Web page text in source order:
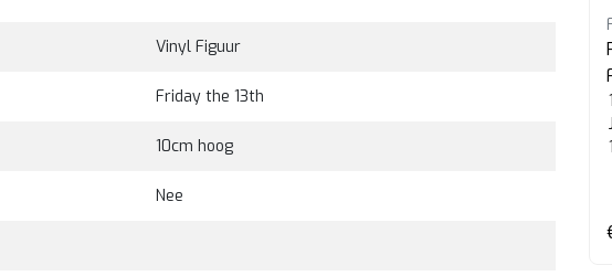
Vinyl Figuur
Friday the 13th
10cm hoog
Nee
Freddy vs. Jason Ultimate
18cm hoge ultimate action